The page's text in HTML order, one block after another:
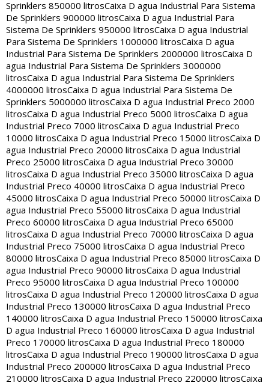
Sprinklers 850000 litrosCaixa D agua Industrial Para Sistema
De Sprinklers 900000 litrosCaixa D agua Industrial Para
Sistema De Sprinklers 950000 litrosCaixa D agua Industrial
Para Sistema De Sprinklers 1000000 litrosCaixa D agua
Industrial Para Sistema De Sprinklers 2000000 litrosCaixa D
agua Industrial Para Sistema De Sprinklers 3000000
litrosCaixa D agua Industrial Para Sistema De Sprinklers
4000000 litrosCaixa D agua Industrial Para Sistema De
Sprinklers 5000000 litrosCaixa D agua Industrial Preco 2000
litrosCaixa D agua Industrial Preco 5000 litrosCaixa D agua
Industrial Preco 7000 litrosCaixa D agua Industrial Preco
10000 litrosCaixa D agua Industrial Preco 15000 litrosCaixa D
agua Industrial Preco 20000 litrosCaixa D agua Industrial
Preco 25000 litrosCaixa D agua Industrial Preco 30000
litrosCaixa D agua Industrial Preco 35000 litrosCaixa D agua
Industrial Preco 40000 litrosCaixa D agua Industrial Preco
45000 litrosCaixa D agua Industrial Preco 50000 litrosCaixa D
agua Industrial Preco 55000 litrosCaixa D agua Industrial
Preco 60000 litrosCaixa D agua Industrial Preco 65000
litrosCaixa D agua Industrial Preco 70000 litrosCaixa D agua
Industrial Preco 75000 litrosCaixa D agua Industrial Preco
80000 litrosCaixa D agua Industrial Preco 85000 litrosCaixa D
agua Industrial Preco 90000 litrosCaixa D agua Industrial
Preco 95000 litrosCaixa D agua Industrial Preco 100000
litrosCaixa D agua Industrial Preco 120000 litrosCaixa D agua
Industrial Preco 130000 litrosCaixa D agua Industrial Preco
140000 litrosCaixa D agua Industrial Preco 150000 litrosCaixa
D agua Industrial Preco 160000 litrosCaixa D agua Industrial
Preco 170000 litrosCaixa D agua Industrial Preco 180000
litrosCaixa D agua Industrial Preco 190000 litrosCaixa D agua
Industrial Preco 200000 litrosCaixa D agua Industrial Preco
210000 litrosCaixa D agua Industrial Preco 220000 litrosCaixa